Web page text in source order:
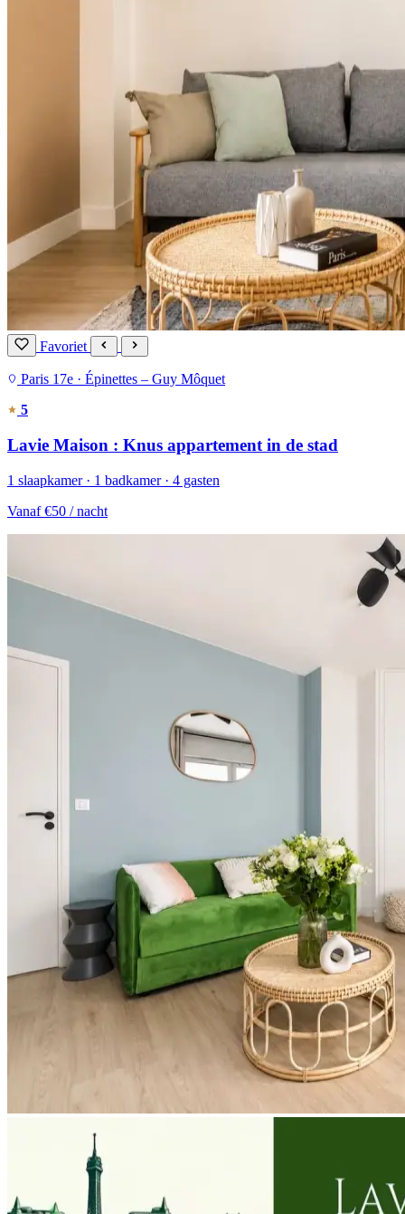
Favoriet
Paris 17e · Épinettes – Guy Môquet
5
Lavie Maison : Knus appartement in de stad
1 slaapkamer · 1 badkamer · 4 gasten
Vanaf €50 / nacht